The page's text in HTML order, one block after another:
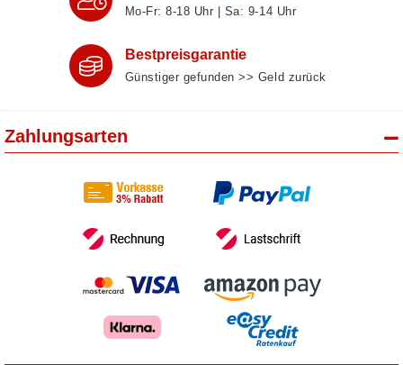
Mo-Fr: 8‑18 Uhr | Sa: 9‑14 Uhr
Bestpreisgarantie
Günstiger gefunden >> Geld zurück
Zahlungsarten